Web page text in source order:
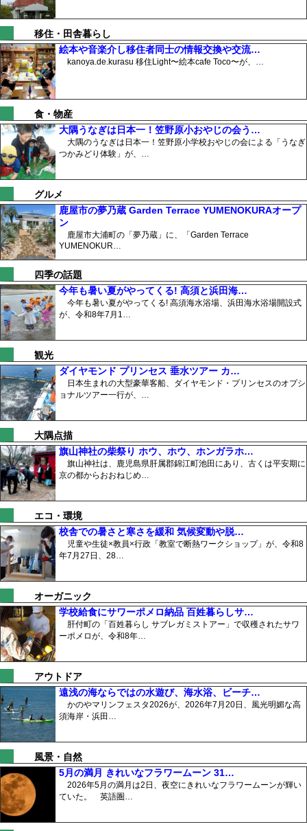
移住・田舎暮らし
絵本や音楽介し移住者同士の情報交換や交流…
kanoya.de.kurasu 移住Light〜絵本cafe Toco〜が、…
食・物産
大隅うなぎは日本一！笠野原小おやじの会う…
大隅のうなぎは日本一！笠野原小学校おやじの会による「うなぎ
つかみどり体験」が、…
グルメ
鹿屋市の夢乃蔵 Garden Terrace YUMENOKURAオープ
ン
鹿屋市大浦町の「夢乃蔵」に、「Garden Terrace
YUMENOKUR…
四季の話題
今年も暑い夏がやってくる! 高須と浜田海…
今年も暑い夏がやってくる! 高須海水浴場、浜田海水浴場開設式
が、令和8年7月1…
観光
ダイヤモンド プリンセス 垂水ツアー カ…
日本生まれの大型豪華客船、ダイヤモンド・プリンセスのオプシ
ョナルツアー一行が、…
大隅点描
旗山神社の柴祭り ホウ、ホウ、ホンガラホ…
旗山神社は、鹿児島県肝属郡錦江町池田にあり、古くは平安期に
京の都からおおねじめ…
エコ・環境
校舎での暑さと寒さを緩和 気候変動や脱…
児童や生徒×教員×行政「教室で断熱ワークショップ」が、令和8
年7月27日、28…
オーガニック
学校給食にサワーポメロ納品 百姓暮らしサ…
肝付町の「百姓暮らし サブレガミストアー」で収穫されたサワ
ーポメロが、令和8年…
アウトドア
遠浅の海ならではの水遊び、海水浴、ビーチ…
かのやマリンフェスタ2026が、2026年7月20日、風光明媚な高
須海岸・浜田…
風景・自然
5月の満月 きれいなフラワームーン 31…
2026年5月の満月は2日、夜空にきれいなフラワームーンが輝い
ていた。 英語圏…